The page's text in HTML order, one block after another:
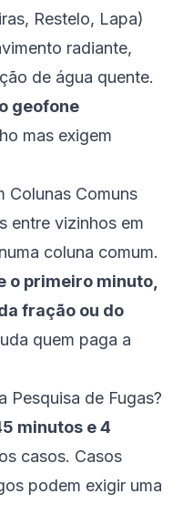
Restelo, Lapa)
radiante,
de água quente.
geofone
mas exigem
Colunas Comuns
entre vizinhos em
coluna comum.
o primeiro minuto,
fração ou do
quem paga a
Pesquisa de Fugas?
minutos e 4
casos. Casos
podem exigir uma